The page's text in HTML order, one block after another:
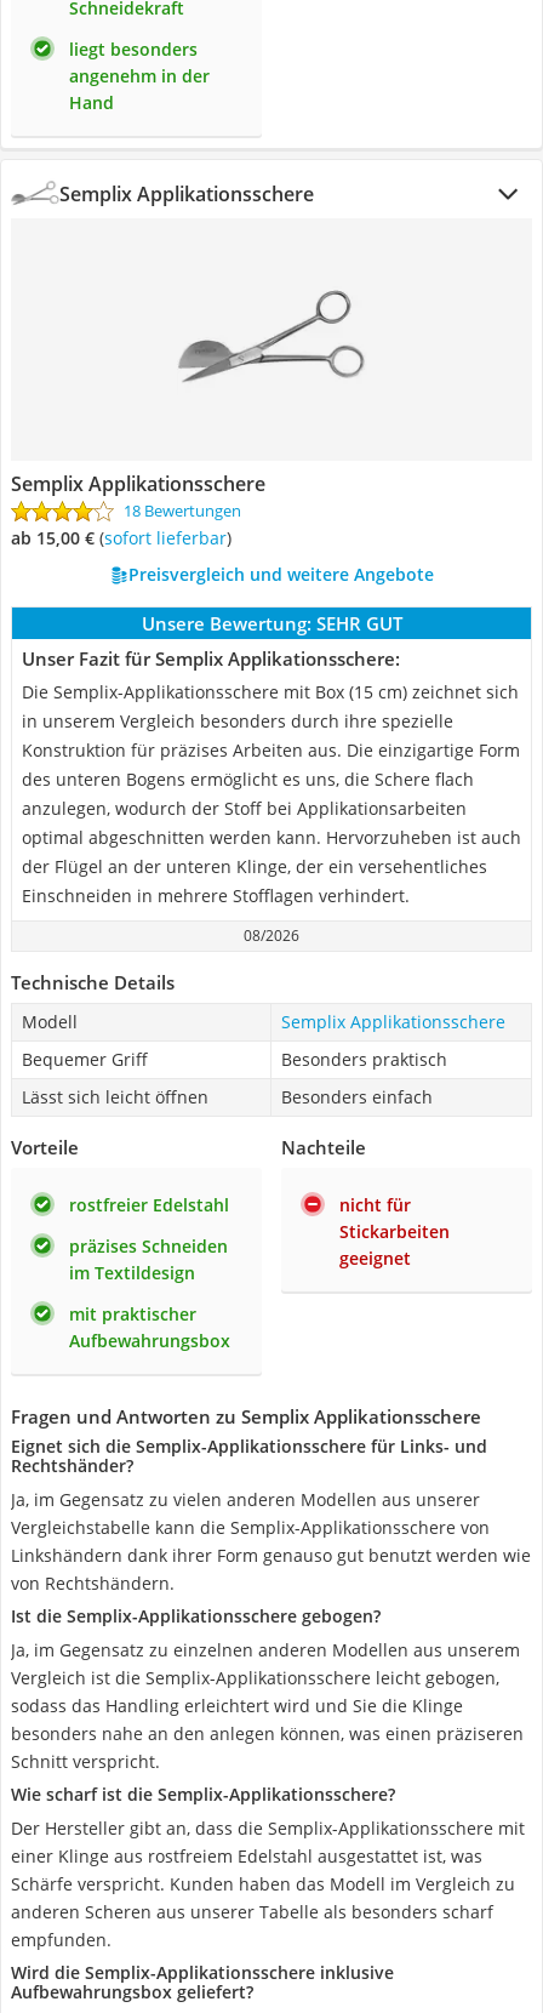
Schneidekraft
liegt besonders
angenehm in der
Hand
Semplix Applikationsschere
Semplix Applikationsschere
18 Bewertungen
ab 15,00 € ( Sofort lieferbar)
Preisvergleich und weitere Angebote
Unsere Bewertung: SEHR GUT
Unser Fazit für Semplix Applikationsschere:
Die Semplix-Applikationsschere mit Box (15 cm) zeichnet sich
in unserem Vergleich besonders durch ihre spezielle
Konstruktion für präzises Arbeiten aus. Die einzigartige Form
des unteren Bogens ermöglicht es uns, die Schere flach
anzulegen, wodurch der Stoff bei Applikationsarbeiten
optimal abgeschnitten werden kann. Hervorzuheben ist auch
der Flügel an der unteren Klinge, der ein versehentliches
Einschneiden in mehrere Stofflagen verhindert.
08/2026
Technische Details
Modell
Semplix Applikationsschere
Bequemer Griff
Besonders praktisch
Lässt sich leicht öffnen
Besonders einfach
Vorteile
rostfreier Edelstahl
präzises Schneiden
im Textildesign
mit praktischer
Aufbewahrungsbox
Nachteile
nicht für
Stickarbeiten
geeignet
Fragen und Antworten zu Semplix Applikationsschere
Eignet sich die Semplix-Applikationsschere für Links- und
Rechtshänder?
Ja, im Gegensatz zu vielen anderen Modellen aus unserer
Vergleichstabelle kann die Semplix-Applikationsschere von
Linkshändern dank ihrer Form genauso gut benutzt werden wie
von Rechtshändern.
Ist die Semplix-Applikationsschere gebogen?
Ja, im Gegensatz zu einzelnen anderen Modellen aus unserem
Vergleich ist die Semplix-Applikationsschere leicht gebogen,
sodass das Handling erleichtert wird und Sie die Klinge
besonders nahe an den anlegen können, was einen präziseren
Schnitt verspricht.
Wie scharf ist die Semplix-Applikationsschere?
Der Hersteller gibt an, dass die Semplix-Applikationsschere mit
einer Klinge aus rostfreiem Edelstahl ausgestattet ist, was
Schärfe verspricht. Kunden haben das Modell im Vergleich zu
anderen Scheren aus unserer Tabelle als besonders scharf
empfunden.
Wird die Semplix-Applikationsschere inklusive
Aufbewahrungsbox geliefert?